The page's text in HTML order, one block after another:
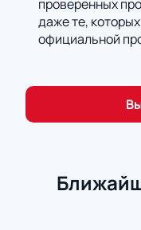
проверенных
даже те,
официальной